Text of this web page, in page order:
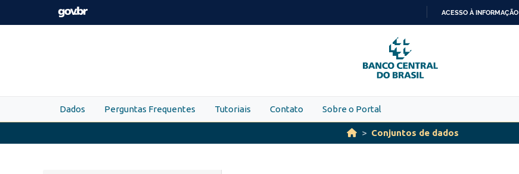
Skip to main content
PARA
O
CONTEÚDO
ACESSO À INFORMAÇÃO
Dados Perguntas Frequentes Tutoriais Contato Sobre o Portal
Conjuntos de dados